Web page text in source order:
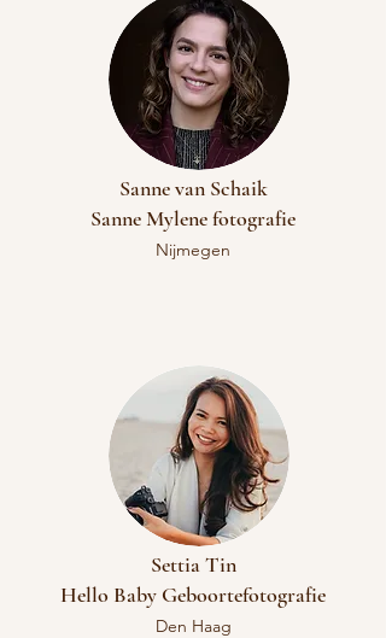
Sanne van Schaik
​Sanne Mylene fotografie
Nijmegen
Settia Tin
​Hello Baby Geboortefotografie
Den Haag